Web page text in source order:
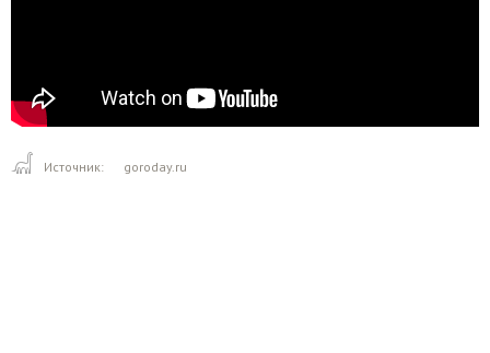
Источник: goroday.ru